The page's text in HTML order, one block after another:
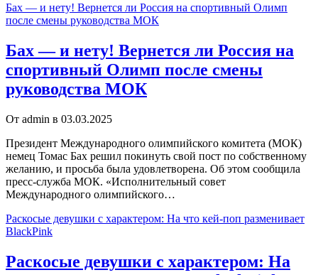
Бах — и нету! Вернется ли Россия на спортивный Олимп
после смены руководства МОК
Бах — и нету! Вернется ли Россия на
спортивный Олимп после смены
руководства МОК
От admin в 03.03.2025
Президент Международного олимпийского комитета (МОК)
немец Томас Бах решил покинуть свой пост по собственному
желанию, и просьба была удовлетворена. Об этом сообщила
пресс-служба МОК. «Исполнительный совет
Международного олимпийского…
Раскосые девушки с характером: На что кей-поп разменивает
BlackPink
Раскосые девушки с характером: На